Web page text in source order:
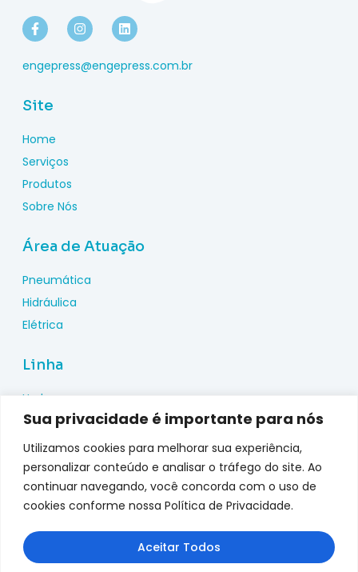
Sua privacidade é importante para nós
Utilizamos cookies para melhorar sua experiência,
personalizar conteúdo e analisar o tráfego do site. Ao
continuar navegando, você concorda com o uso de
cookies conforme nossa Política de Privacidade.
Aceitar Todos
engepress@engepress.com.br
Site
Home
Serviços
Produtos
Sobre Nós
Área de Atuação
Pneumática
Hidráulica
Elétrica
Linha
Hydac
Wika
Pepperl Fuchs
Metal Work
Metalplan
Top Fusion
Genebre
jefferson